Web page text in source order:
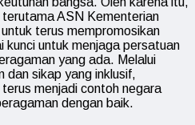
ASN Kementerian
terus mempromosikan
untuk menjaga persatuan
yang ada. Melalui
dan sikap yang inklusif,
menjadi contoh negara
dengan baik.